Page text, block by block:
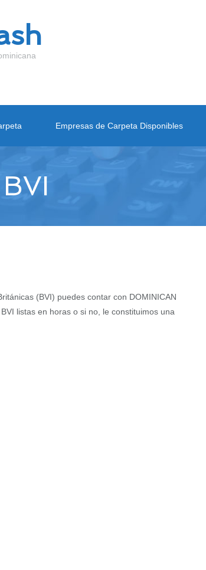
Empresas de Carpeta Disponibles
(BVI) puedes contar con DOMINICAN
listas en horas o si no, le constituimos una